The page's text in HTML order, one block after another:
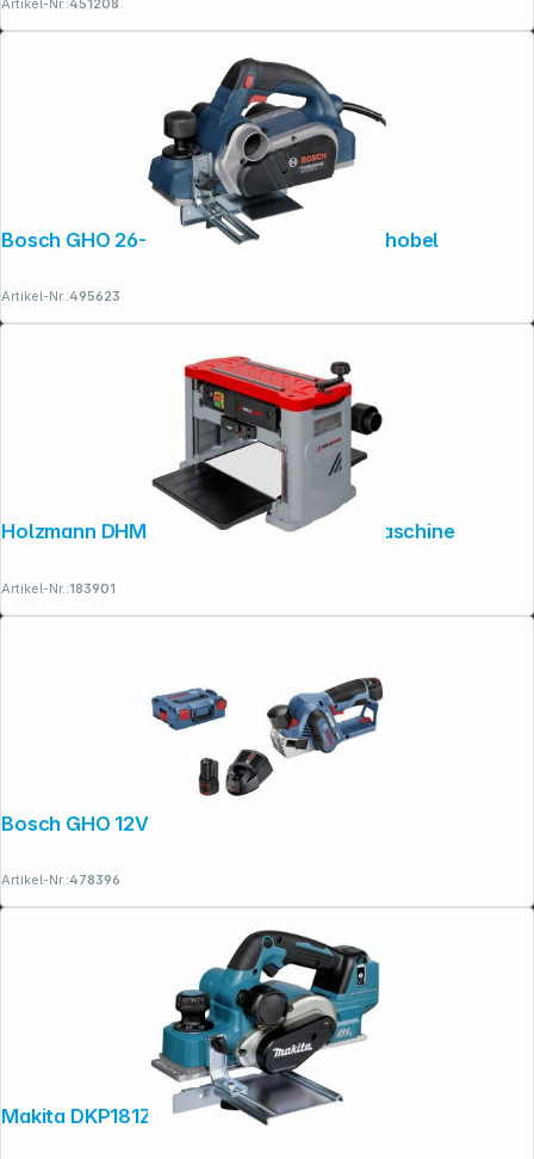
Artikel-Nr.:451208
Bosch GHO 26-82D Professional Elektrohobel
Artikel-Nr.:495623
Holzmann DHM330_230V Dickenhobelmaschine
Artikel-Nr.:183901
Artikel-Nr.:478396
Makita DKP181ZJ Akku-Hobel